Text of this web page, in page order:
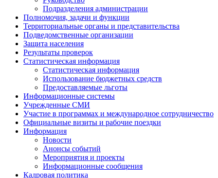
Подразделения администрации
Полномочия, задачи и функции
Территориальные органы и представительства
Подведомственные организации
Защита населения
Результаты проверок
Статистическая информация
Статистическая информация
Использование бюджетных средств
Предоставляемые льготы
Информационные системы
Учрежденные СМИ
Участие в программах и международное сотрудничество
Официальные визиты и рабочие поездки
Информация
Новости
Анонсы событий
Мероприятия и проекты
Информационные сообщения
Кадровая политика